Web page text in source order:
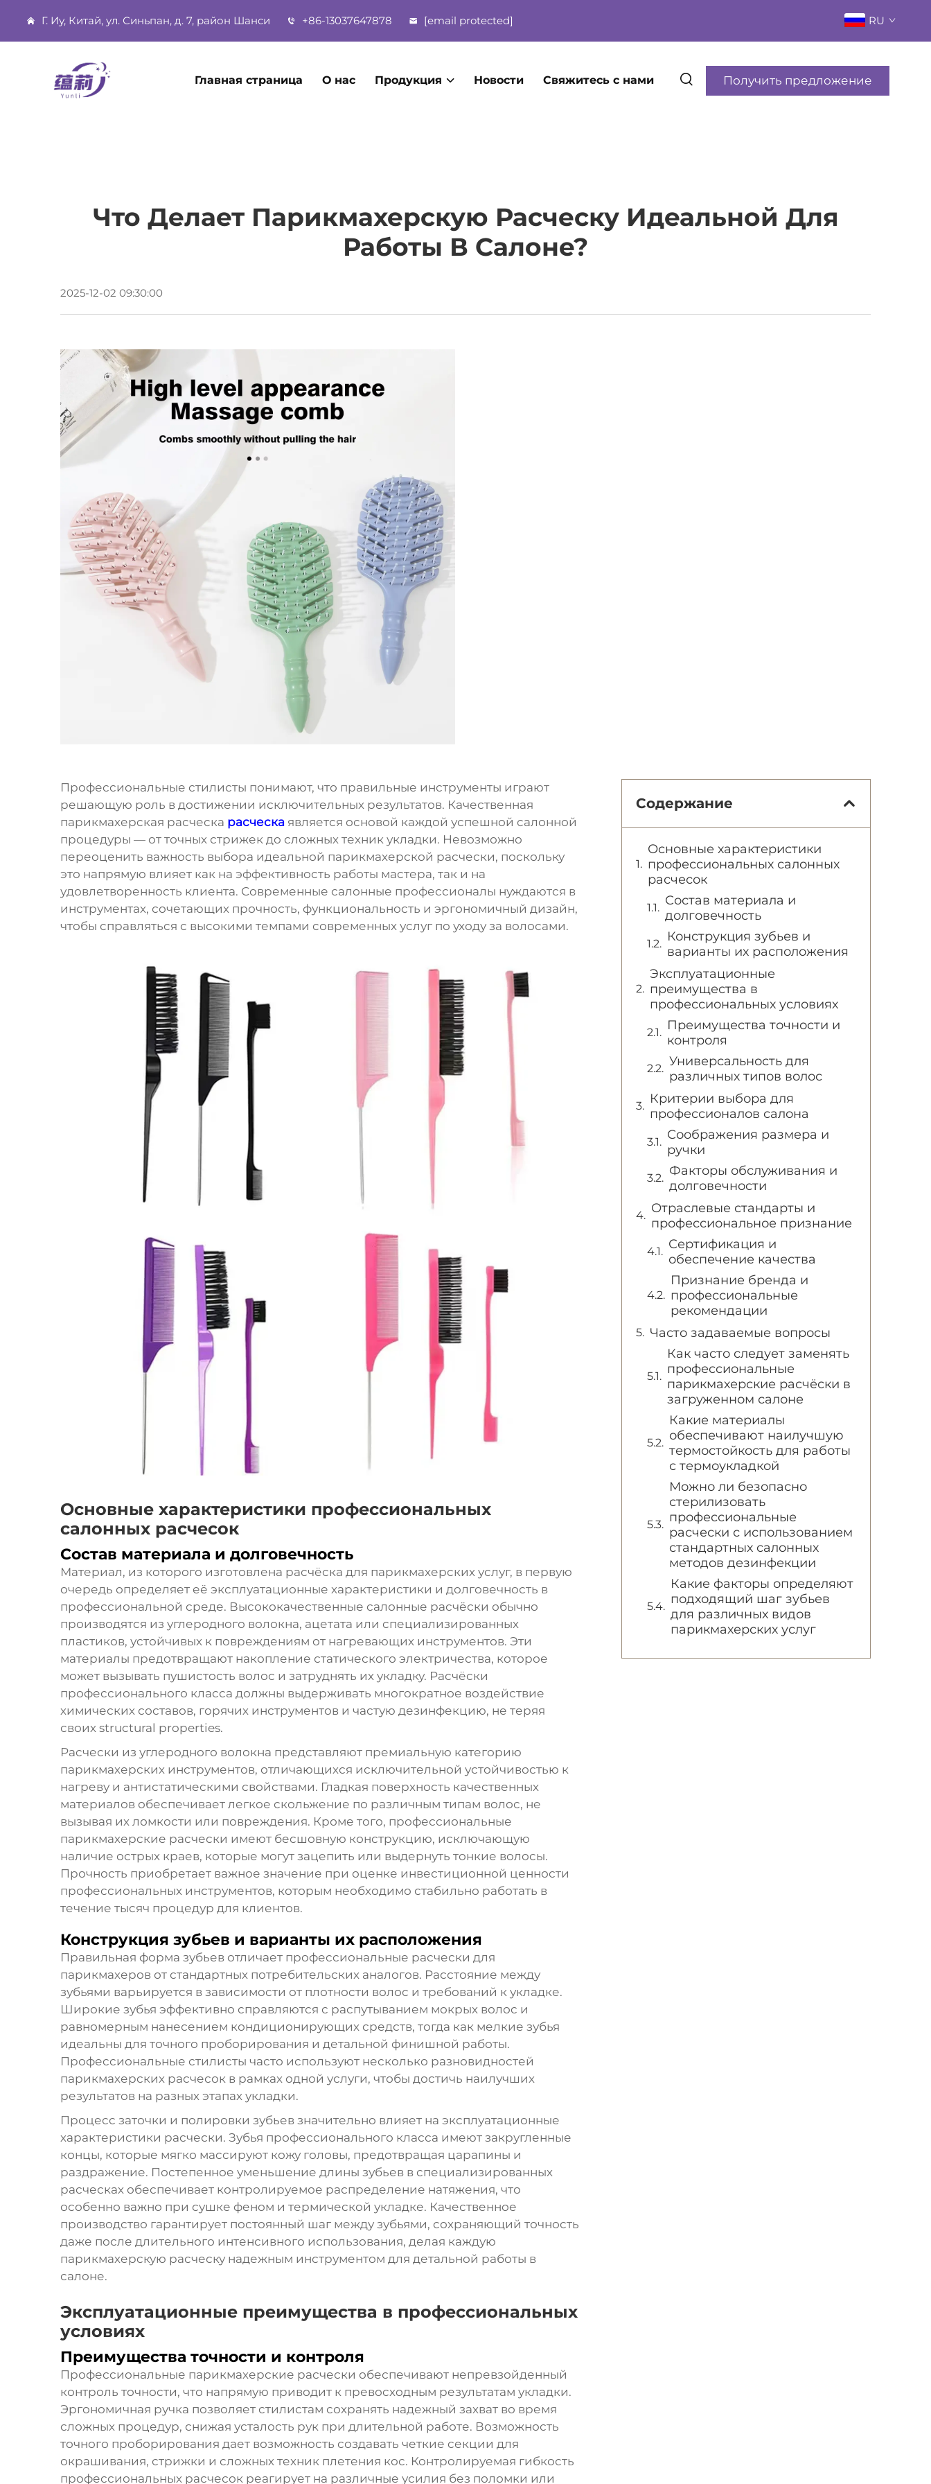
Г. Иу, Китай, ул. Синьпан, д. 7, район Шанси +86-13037647878 [email protected] RU
Главная страница О нас Продукция Новости Свяжитесь с нами Получить предложение
Что Делает Парикмахерскую Расческу Идеальной Для
Работы В Салоне?
2025-12-02 09:30:00
Профессиональные стилисты понимают, что правильные инструменты играют
решающую роль в достижении исключительных результатов. Качественная
парикмахерская расческа расческа является основой каждой успешной салонной
процедуры — от точных стрижек до сложных техник укладки. Невозможно
переоценить важность выбора идеальной парикмахерской расчески, поскольку
это напрямую влияет как на эффективность работы мастера, так и на
удовлетворенность клиента. Современные салонные профессионалы нуждаются в
инструментах, сочетающих прочность, функциональность и эргономичный дизайн,
чтобы справляться с высокими темпами современных услуг по уходу за волосами.
Основные характеристики профессиональных
салонных расчесок
Состав материала и долговечность
Материал, из которого изготовлена расчёска для парикмахерских услуг, в первую
очередь определяет её эксплуатационные характеристики и долговечность в
профессиональной среде. Высококачественные салонные расчёски обычно
производятся из углеродного волокна, ацетата или специализированных
пластиков, устойчивых к повреждениям от нагревающих инструментов. Эти
материалы предотвращают накопление статического электричества, которое
может вызывать пушистость волос и затруднять их укладку. Расчёски
профессионального класса должны выдерживать многократное воздействие
химических составов, горячих инструментов и частую дезинфекцию, не теряя
своих structural properties.
Расчески из углеродного волокна представляют премиальную категорию
парикмахерских инструментов, отличающихся исключительной устойчивостью к
нагреву и антистатическими свойствами. Гладкая поверхность качественных
материалов обеспечивает легкое скольжение по различным типам волос, не
вызывая их ломкости или повреждения. Кроме того, профессиональные
парикмахерские расчески имеют бесшовную конструкцию, исключающую
наличие острых краев, которые могут зацепить или выдернуть тонкие волосы.
Прочность приобретает важное значение при оценке инвестиционной ценности
профессиональных инструментов, которым необходимо стабильно работать в
течение тысяч процедур для клиентов.
Конструкция зубьев и варианты их расположения
Правильная форма зубьев отличает профессиональные расчески для
парикмахеров от стандартных потребительских аналогов. Расстояние между
зубьями варьируется в зависимости от плотности волос и требований к укладке.
Широкие зубья эффективно справляются с распутыванием мокрых волос и
равномерным нанесением кондиционирующих средств, тогда как мелкие зубья
идеальны для точного проборирования и детальной финишной работы.
Профессиональные стилисты часто используют несколько разновидностей
парикмахерских расчесок в рамках одной услуги, чтобы достичь наилучших
результатов на разных этапах укладки.
Процесс заточки и полировки зубьев значительно влияет на эксплуатационные
характеристики расчески. Зубья профессионального класса имеют закругленные
концы, которые мягко массируют кожу головы, предотвращая царапины и
раздражение. Постепенное уменьшение длины зубьев в специализированных
расческах обеспечивает контролируемое распределение натяжения, что
особенно важно при сушке феном и термической укладке. Качественное
производство гарантирует постоянный шаг между зубьями, сохраняющий точность
даже после длительного интенсивного использования, делая каждую
парикмахерскую расческу надежным инструментом для детальной работы в
салоне.
Эксплуатационные преимущества в профессиональных
условиях
Преимущества точности и контроля
Профессиональные парикмахерские расчески обеспечивают непревзойденный
контроль точности, что напрямую приводит к превосходным результатам укладки.
Эргономичная ручка позволяет стилистам сохранять надежный захват во время
сложных процедур, снижая усталость рук при длительной работе. Возможность
точного проборирования дает возможность создавать четкие секции для
окрашивания, стрижки и сложных техник плетения кос. Контролируемая гибкость
профессиональных расчесок реагирует на различные усилия без поломки или
Содержание
Основные характеристики
профессиональных салонных
расчесок
Состав материала и
долговечность
Конструкция зубьев и
варианты их расположения
Эксплуатационные
преимущества в
профессиональных условиях
Преимущества точности и
контроля
Универсальность для
различных типов волос
Критерии выбора для
профессионалов салона
Соображения размера и
ручки
Факторы обслуживания и
долговечности
Отраслевые стандарты и
профессиональное признание
Сертификация и
обеспечение качества
Признание бренда и
профессиональные
рекомендации
Часто задаваемые вопросы
Как часто следует заменять
профессиональные
парикмахерские расчёски в
загруженном салоне
Какие материалы
обеспечивают наилучшую
термостойкость для работы
с термоукладкой
Можно ли безопасно
стерилизовать
профессиональные
расчески с использованием
стандартных салонных
методов дезинфекции
Какие факторы определяют
подходящий шаг зубьев
для различных видов
парикмахерских услуг